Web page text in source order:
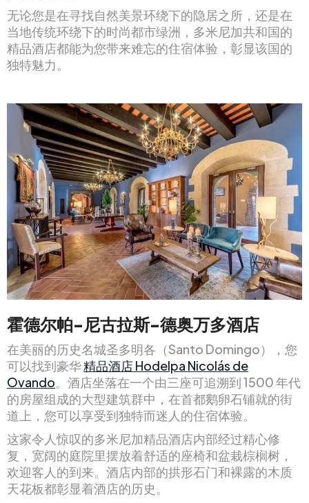
无论您是在寻找自然美景环绕下的隐居之所，还是在
当地传统环绕下的时尚都市绿洲，多米尼加共和国的
精品酒店都能为您带来难忘的住宿体验，彰显该国的
独特魅力。
霍德尔帕-尼古拉斯-德奥万多酒店
在美丽的历史名城圣多明各（Santo Domingo），您
可以找到豪华精品酒店 Hodelpa Nicolás de
Ovando。酒店坐落在一个由三座可追溯到 1500 年代
的房屋组成的大型建筑群中，在首都鹅卵石铺就的街
道上，您可以享受到独特而迷人的住宿体验。
这家令人惊叹的多米尼加精品酒店内部经过精心修
复，宽阔的庭院里摆放着舒适的座椅和盆栽棕榈树，
欢迎客人的到来。酒店内部的拱形石门和裸露的木质
天花板都彰显着酒店的历史。